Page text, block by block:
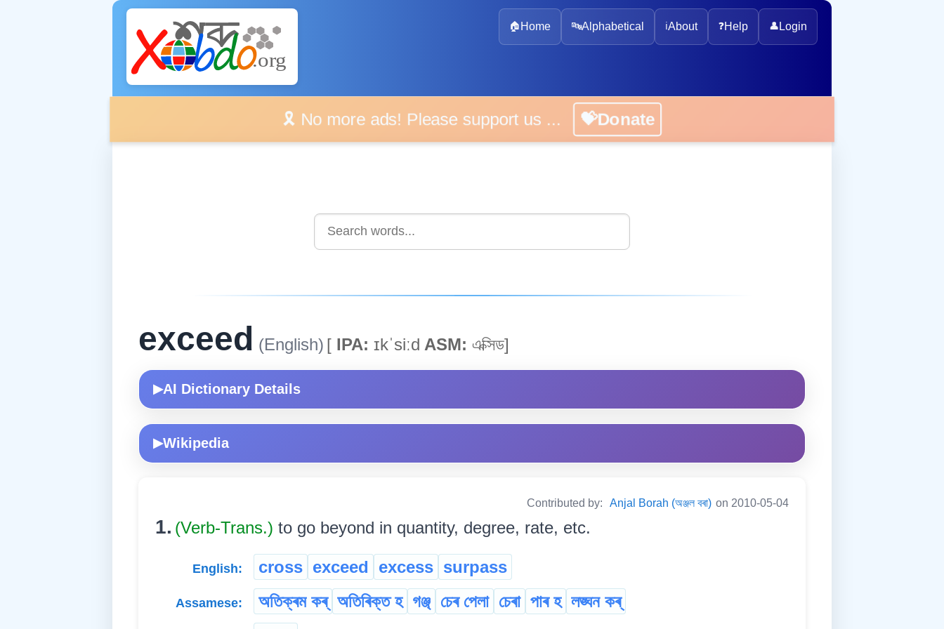
🏠 Home 🔤Alphabetical ℹ️About ❓Help 👤 Login
🎗️ No more ads! Please support us ... 💝Donate
exceed (English) [ IPA: ɪkˈsiːd ASM: এক্সিড]
▶AI Dictionary Details
▶Wikipedia
Contributed by: Anjal Borah (অঞ্জল বৰা) on 2010-05-04
1. (Verb-Trans.) to go beyond in quantity, degree, rate, etc.
English: cross exceed excess surpass
Assamese: অতিক্ৰম কৰ্ অতিৰিক্ত হ গঞ্জ্ চেৰ পেলা চেৰা পাৰ হ লঙ্ঘন কৰ্